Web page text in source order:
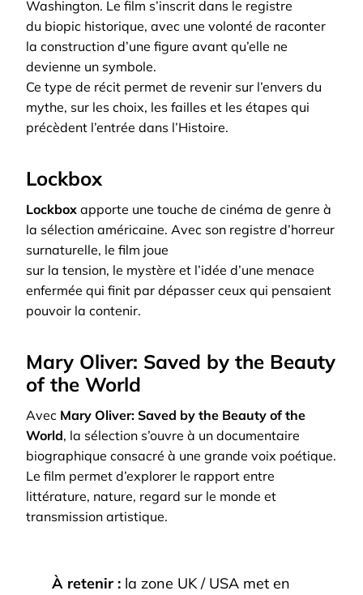
Washington. Le film s’inscrit dans le registre
du biopic historique, avec une volonté de raconter
la construction d’une figure avant qu’elle ne
devienne un symbole.
Ce type de récit permet de revenir sur l’envers du
mythe, sur les choix, les failles et les étapes qui
précèdent l’entrée dans l’Histoire.
Lockbox
Lockbox apporte une touche de cinéma de genre à
la sélection américaine. Avec son registre d’horreur
surnaturelle, le film joue
sur la tension, le mystère et l’idée d’une menace
enfermée qui finit par dépasser ceux qui pensaient
pouvoir la contenir.
Mary Oliver: Saved by the Beauty
of the World
Avec Mary Oliver: Saved by the Beauty of the
World, la sélection s’ouvre à un documentaire
biographique consacré à une grande voix poétique.
Le film permet d’explorer le rapport entre
littérature, nature, regard sur le monde et
transmission artistique.
À retenir : la zone UK / USA met en